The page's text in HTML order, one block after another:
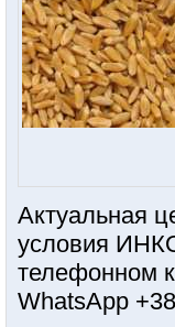
Актуальная
условия
телефонном
WhatsApp